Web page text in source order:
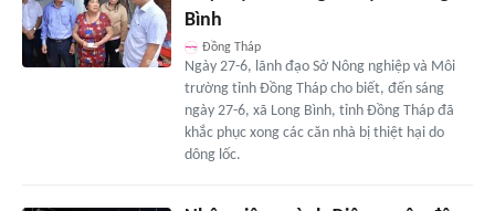
Bình
Đồng Tháp
Ngày 27-6, lãnh đạo Sở Nông nghiệp và Môi
trường tỉnh Đồng Tháp cho biết, đến sáng
ngày 27-6, xã Long Bình, tỉnh Đồng Tháp đã
khắc phục xong các căn nhà bị thiệt hại do
dông lốc.